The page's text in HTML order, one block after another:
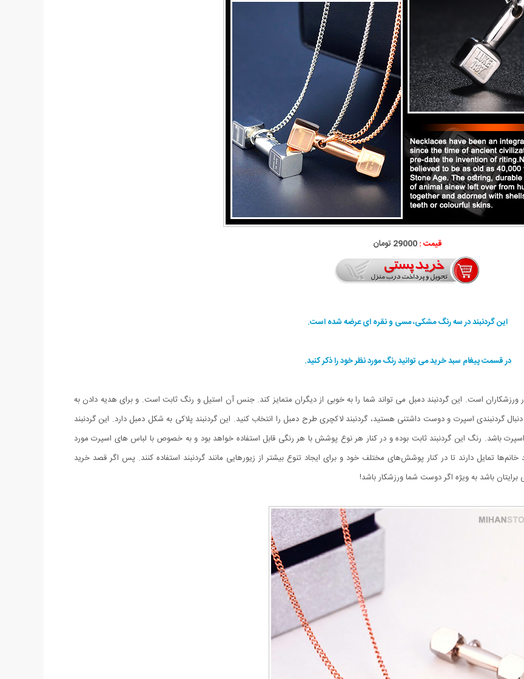
قیمت :29000 تومان
این گردنبند در سه رنگ مشکی، مسی و نقره ای عرضه شده است.
در قسمت پیغام سبد خرید می توانید رنگ مورد نظر خود را ذکر کنید.
ورزشکاران است. این گردنبند دمبل می تواند شما را به خوبی از دیگران متمایز کند. جنس آن استیل و رنگ ثابت است. و برای هدیه دادن به
گردنبندی اسپرت و دوست داشتنی هستید، گردنبند لاکچری طرح دمبل را انتخاب کنید. این گردنبند پلاکی به شکل دمبل دارد. این گردنبند
باشد. رنگ این گردنبند ثابت بوده و در کنار هر نوع پوشش با هر رنگی قابل استفاده خواهد بود و به خصوص با لباس های اسپرت مورد
تمایل دارند تا در کنار پوشش‌های مختلف خود و برای ایجاد تنوع بیشتر از زیورهایی مانند گردنبند استفاده کنند. پس اگر قصد خرید
باشد به ویژه اگر دوست شما ورزشکار باشد!